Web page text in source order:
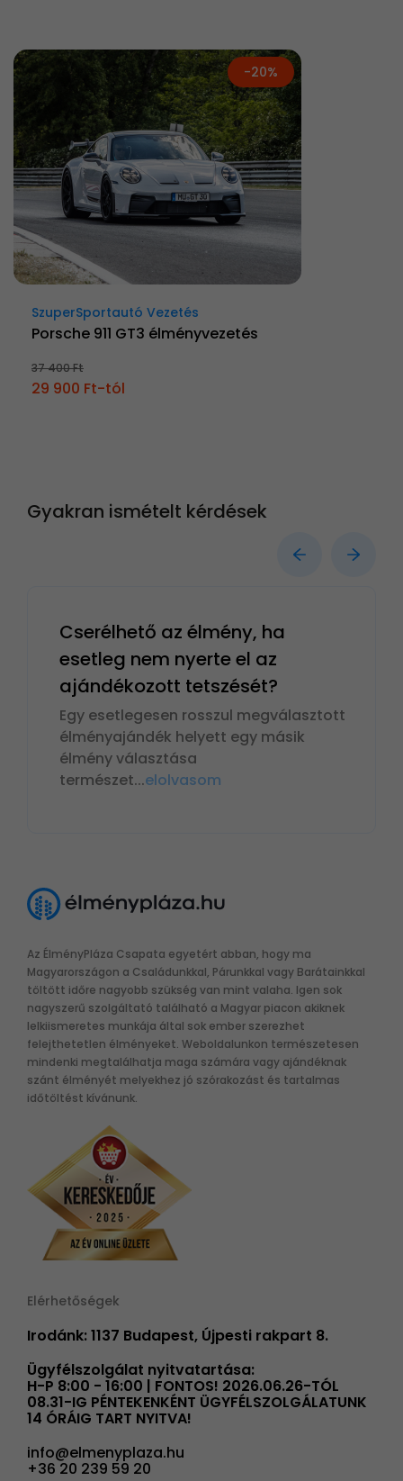
-20%
SzuperSportautó Vezetés
Porsche 911 GT3 élményvezetés
37 400 Ft
29 900 Ft-tól
Gyakran ismételt kérdések
Cserélhető az élmény, ha
esetleg nem nyerte el az
ajándékozott tetszését?
Egy esetlegesen rosszul megválasztott
élményajándék helyett egy másik
élmény választása
természet...elolvasom
Az ÉlményPláza Csapata egyetért abban, hogy ma
Magyarországon a Családunkkal, Párunkkal vagy Barátainkkal
töltött időre nagyobb szükség van mint valaha. Igen sok
nagyszerű szolgáltató található a Magyar piacon akiknek
lelkiismeretes munkája által sok ember szerezhet
felejthetetlen élményeket. Weboldalunkon természetesen
mindenki megtalálhatja maga számára vagy ajándéknak
szánt élményét melyekhez jó szórakozást és tartalmas
időtöltést kívánunk.
Elérhetőségek
Irodánk: 1137 Budapest, Újpesti rakpart 8.
Ügyfélszolgálat nyitvatartása:
H-P 8:00 - 16:00 | FONTOS! 2026.06.26-TÓL
08.31-IG PÉNTEKENKÉNT ÜGYFÉLSZOLGÁLATUNK
14 ÓRÁIG TART NYITVA!
info@elmenyplaza.hu
+36 20 239 59 20